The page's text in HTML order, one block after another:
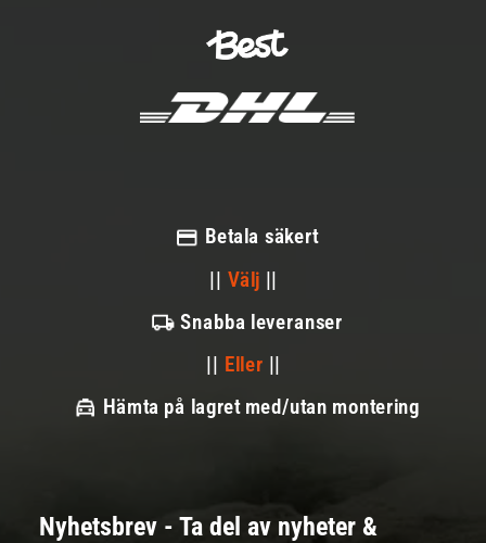
Betala säkert
|| Välj ||
Snabba leveranser
|| Eller ||
Hämta på lagret med/utan montering
Nyhetsbrev - Ta del av nyheter &